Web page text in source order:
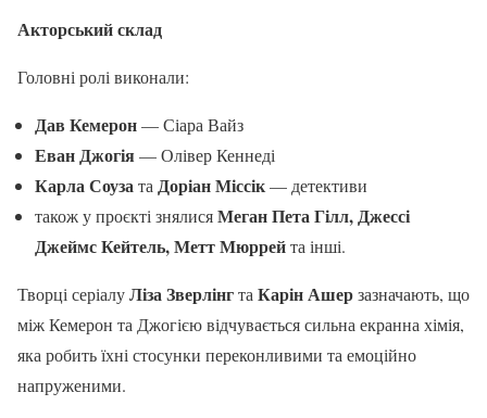
Акторський склад
Головні ролі виконали:
Дав Кемерон— Сіара Вайз
Еван Джогія— Олівер Кеннеді
Карла Соуза та Доріан Міссік— детективи
також у проєкті знялисяМеган Пета Гілл, Джессі
Джеймс Кейтель, Метт Мюррейта інші.
Творці серіалуЛіза Зверлінгта Карін Ашерзазначають, що
між Кемерон та Джогією відчувається сильна екранна хімія,
яка робить їхні стосунки переконливими та емоційно
напруженими.